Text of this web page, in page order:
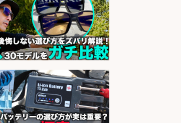
魚販売/志布志市内
や商品の陳列スタッ
間選べる×未経験歓
布志市
ホットスタッフ鹿児島
sponsored by 求人ボックス
収入/製造スタッフ/